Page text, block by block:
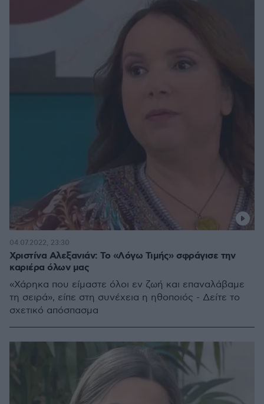
Χριστίνα Αλεξανιάν: Το «Λόγω Τιμής» σφράγισε την
καριέρα όλων μας
«Χάρηκα που είμαστε όλοι εν ζωή και επαναλάβαμε
τη σειρά», είπε στη συνέχεια η ηθοποιός - Δείτε το
σχετικό απόσπασμα
04.07.2022, 23:30